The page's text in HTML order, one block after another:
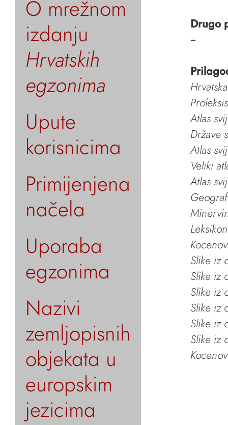
O mrežnom
izdanju
Hrvatskih
egzonima
Upute
korisnicima
Primijenjena
načela
Uporaba
egzonima
Nazivi
zemljopisnih
objekata u
europskim
jezicima
Drugo
–
Atlas
Države
Atlas
Veliki
Atlas
Slike iz
Slike iz
Slike iz
Slike iz
Slike iz
Slike iz